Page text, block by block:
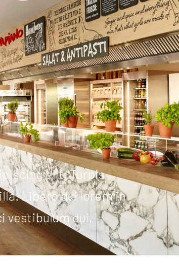
elit. Turpis
Libero dui lorem in
vestibulum dui.